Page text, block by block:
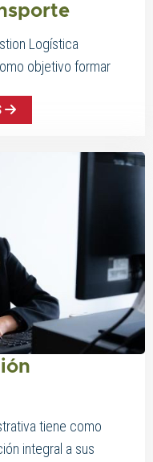
Logística
objetivo formar
tiene como
integral a sus